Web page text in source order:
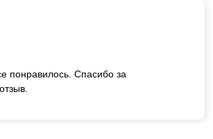
понравилось. Спасибо за